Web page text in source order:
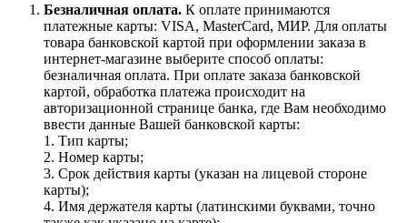
Безналичная оплата. К оплате принимаются
платежные карты: VISA, MasterCard, МИР. Для оплаты
товара банковской картой при оформлении заказа в
интернет-магазине выберите способ оплаты:
безналичная оплата. При оплате заказа банковской
картой, обработка платежа происходит на
авторизационной странице банка, где Вам необходимо
ввести данные Вашей банковской карты:
1. Тип карты;
2. Номер карты;
3. Срок действия карты (указан на лицевой стороне
карты);
4. Имя держателя карты (латинскими буквами, точно